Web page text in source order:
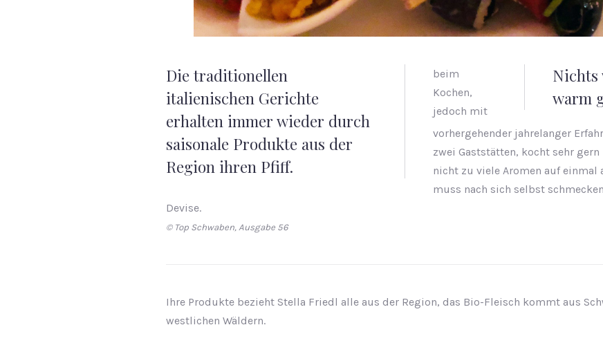
Die traditionellen
italienischen Gerichte
erhalten immer wieder durch
saisonale Produkte aus der
Region ihren Pfiff.
Nichts
warm
beim
Kochen,
jedoch mit
vorhergehender jahrelanger
zwei Gaststätten, kocht sehr
nicht zu viele Aromen auf einmal
muss nach sich selbst
Devise.
© Top Schwaben, Ausgabe 56
Ihre Produkte bezieht Stella Friedl alle aus der Region, das Bio-Fleisch kommt aus
westlichen Wäldern.